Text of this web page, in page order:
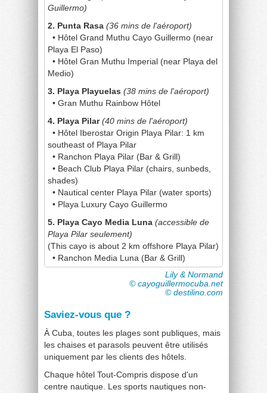
Guillermo)
2. Punta Rasa (36 mins de l'aéroport)
• Hôtel Grand Muthu Cayo Guillermo (near
Playa El Paso)
• Hôtel Gran Muthu Imperial (near Playa del
Medio)
3. Playa Playuelas (38 mins de l'aéroport)
• Gran Muthu Rainbow Hôtel
4. Playa Pilar(40 mins de l'aéroport)
• Hôtel Iberostar Origin Playa Pilar: 1 km
southeast of Playa Pilar
• Ranchon Playa Pilar (Bar & Grill)
• Beach Club Playa Pilar (chairs, sunbeds,
shades)
• Nautical center Playa Pilar (water sports)
• Playa Luxury Cayo Guillermo
5. Playa Cayo Media Luna (accessible de
Playa Pilar seulement)
(This cayo is about 2 km offshore Playa Pilar)
• Ranchon Media Luna (Bar & Grill)
Lily & Normand
© cayoguillermocuba.net
© destilino.com
Saviez-vous que ?
À Cuba, toutes les plages sont publiques, mais
les chaises et parasols peuvent être utilisés
uniquement par les clients des hôtels.
Chaque hôtel Tout-Compris dispose d'un
centre nautique. Les sports nautiques non-